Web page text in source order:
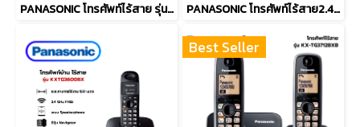
PANASONIC โทรศัพท์ไร้สาย รุ่น KX-TG3552BXW PANASONIC โทรศัพท์ไร้สาย2.4 GHz รุ่น KX-TG3611BX
Best Seller